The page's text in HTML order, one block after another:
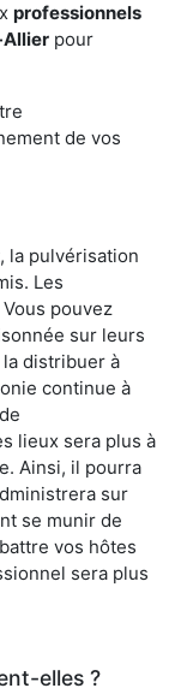
professionnels
Allier pour
de vos
la pulvérisation
Les
pouvez
sur leurs
distribuer à
continue à
lieux sera plus à
Ainsi, il pourra
sur
se munir de
vos hôtes
sera plus
elles ?